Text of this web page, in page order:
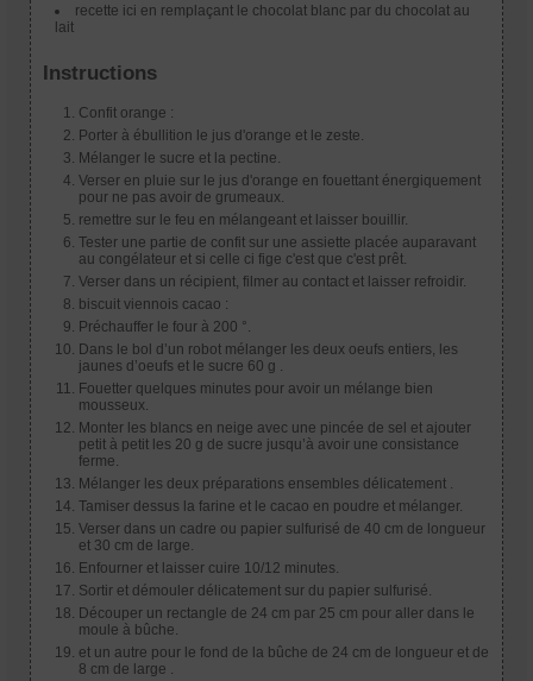
recette ici en remplaçant le chocolat blanc par du chocolat au
lait
Instructions
Confit orange :
Porter à ébullition le jus d'orange et le zeste.
Mélanger le sucre et la pectine.
Verser en pluie sur le jus d'orange en fouettant énergiquement
pour ne pas avoir de grumeaux.
remettre sur le feu en mélangeant et laisser bouillir.
Tester une partie de confit sur une assiette placée auparavant
au congélateur et si celle ci fige c'est que c'est prêt.
Verser dans un récipient, filmer au contact et laisser refroidir.
biscuit viennois cacao :
Préchauffer le four à 200 °.
Dans le bol d’un robot mélanger les deux oeufs entiers, les
jaunes d’oeufs et le sucre 60 g .
Fouetter quelques minutes pour avoir un mélange bien
mousseux.
Monter les blancs en neige avec une pincée de sel et ajouter
petit à petit les 20 g de sucre jusqu’à avoir une consistance
ferme.
Mélanger les deux préparations ensembles délicatement .
Tamiser dessus la farine et le cacao en poudre et mélanger.
Verser dans un cadre ou papier sulfurisé de 40 cm de longueur
et 30 cm de large.
Enfourner et laisser cuire 10/12 minutes.
Sortir et démouler délicatement sur du papier sulfurisé.
Découper un rectangle de 24 cm par 25 cm pour aller dans le
moule à bûche.
et un autre pour le fond de la bûche de 24 cm de longueur et de
8 cm de large .